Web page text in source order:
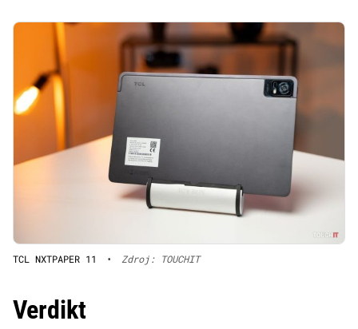
TCL NXTPAPER 11 • Zdroj: TOUCHIT
Verdikt